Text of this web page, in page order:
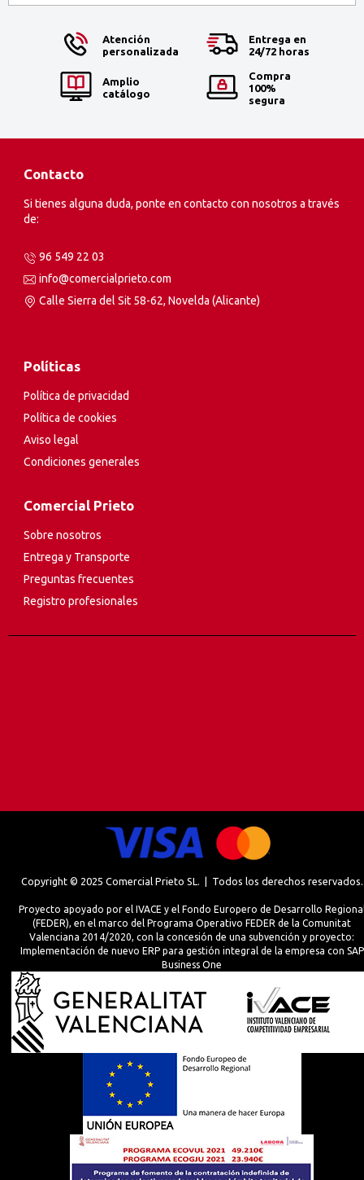
Atención
personalizada
Entrega en
24/72 horas
Amplio
catálogo
Compra
100%
segura
Contacto
Si tienes alguna duda, ponte en contacto con nosotros a través
de:
96 549 22 03
info@comercialprieto.com
Calle Sierra del Sit 58-62, Novelda (Alicante)
Políticas
Política de privacidad
Política de cookies
Aviso legal
Condiciones generales
Comercial Prieto
Sobre nosotros
Entrega y Transporte
Preguntas frecuentes
Registro profesionales
Copyright © 2025 Comercial Prieto SL. | Todos los derechos reservados.
Proyecto apoyado por el IVACE y el Fondo Europero de Desarrollo
(FEDER), en el marco del Programa Operativo FEDER de la Comunitat
Valenciana 2014/2020, con la concesión de una subvención y proyecto:
Implementación de nuevo ERP para gestión integral de la empresa con SAP
Business One